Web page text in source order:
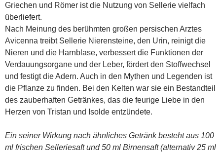
Griechen und Römer ist die Nutzung von Sellerie vielfach
überliefert.
Nach Meinung des berühmten großen persischen Arztes
Avicenna treibt Sellerie Nierensteine, den Urin, reinigt die
Nieren und die Harnblase, verbessert die Funktionen der
Verdauungsorgane und der Leber, fördert den Stoffwechsel
und festigt die Adern. Auch in den Mythen und Legenden ist
die Pflanze zu finden. Bei den Kelten war sie ein Bestandteil
des zauberhaften Getränkes, das die feurige Liebe in den
Herzen von Tristan und Isolde entzündete.
Ein seiner Wirkung nach ähnliches Getränk besteht aus 100
ml frischen Selleriesaft und 50 ml Birnensaft (alternativ 25 ml